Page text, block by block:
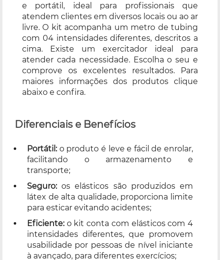
e portátil, ideal para profissionais que
atendem clientes em diversos locais ou ao ar
livre. O kit acompanha um metro de tubing
com 04 intensidades diferentes, descritos a
cima. Existe um exercitador ideal para
atender cada necessidade. Escolha o seu e
comprove os excelentes resultados. Para
maiores informações dos produtos clique
abaixo e confira.
Diferenciais e Benefícios
Portátil:o produto é leve e fácil de enrolar,
facilitando o armazenamento e
transporte;
Seguro:os elásticos são produzidos em
látex de alta qualidade, proporciona limite
para esticar evitando acidentes;
Eficiente:o kit conta com elásticos com 4
intensidades diferentes, que promovem
usabilidade por pessoas de nível iniciante
à avançado, para diferentes exercícios;